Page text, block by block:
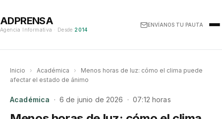
ADPRENSA
Agencia Informativa · Desde 2014
ENVÍANOS TU PAUTA
Inicio › Académica ›
Menos horas de luz: cómo el clima puede
afectar el estado de ánimo
Académica · 6 de junio de 2026 · 07:12 horas